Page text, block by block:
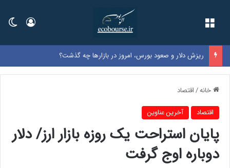
ورود
ریزش دلار و صعود بورس، امروز در بازارها چه گذشت؟
خانه/اقتصاد
اقتصاد آخرین عناوین
پایان استراحت یک روزه بازار ارز/ دلار
دوباره اوج گرفت